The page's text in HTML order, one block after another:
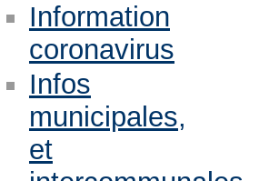
Information
coronavirus
Infos
municipales,
et